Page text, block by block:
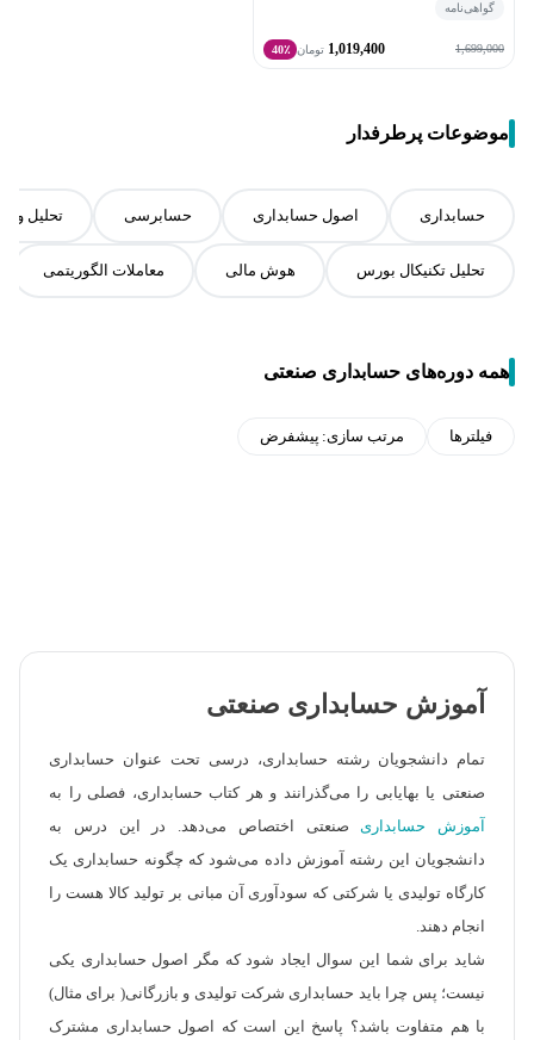
گواهی‌نامه
1,699,000
1,019,400 تومان 40٪
موضوعات پرطرفدار
حسابداری اصول حسابداری حسابرسی تحلیل و
تحلیل تکنیکال بورس هوش مالی معاملات الگوریتمی
همه دوره‌های حسابداری صنعتی
فیلترها مرتب سازی: پیشفرض
آموزش حسابداری صنعتی
تمام دانشجویان رشته حسابداری، درسی تحت عنوان حسابداری
صنعتی یا بهایابی را می‌گذرانند و هر کتاب حسابداری، فصلی را به
آموزش حسابداریصنعتی اختصاص می‌دهد. در این درس به
دانشجویان این رشته آموزش داده می‌شود که چگونه حسابداری یک
کارگاه تولیدی یا شرکتی که سودآوری آن مبانی بر تولید کالا هست را
انجام دهند.
شاید برای شما این سوال ایجاد شود که مگر‌ اصول حسابداری یکی
نیست؛ پس چرا باید حسابداری شرکت تولیدی و بازرگانی( برای مثال)
با هم متفاوت باشد؟ پاسخ این است که اصول حسابداری مشترک